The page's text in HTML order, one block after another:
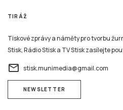
TIRÁŽ
Tiskové zprávy a náměty pro tvorbu
Stisk, Rádio Stisk a TV Stisk zasílejte
email stisk.munimedia@gmail.com
NEWSLETTER